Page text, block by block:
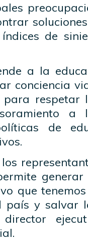
de
a la
conciencia
respetar
a
de
que
país y salvar
director